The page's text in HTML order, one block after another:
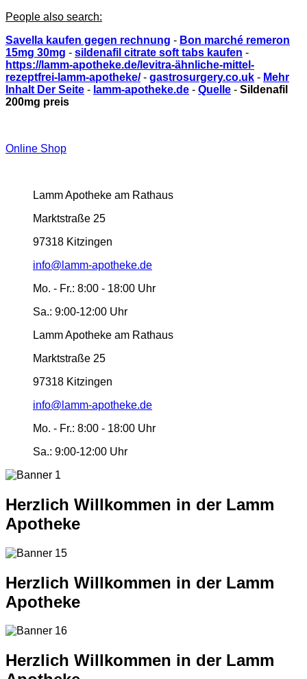
People also search:
Savella kaufen gegen rechnung - Bon marché remeron
15mg 30mg - sildenafil citrate soft tabs kaufen -
https://lamm-apotheke.de/levitra-ähnliche-mittel-
rezeptfrei-lamm-apotheke/- gastrosurgery.co.uk - Mehr
Inhalt Der Seite - lamm-apotheke.de - Quelle - Sildenafil
200mg preis
Online Shop
Lamm Apotheke am Rathaus
Marktstraße 25
97318 Kitzingen
info@lamm-apotheke.de
Mo. - Fr.: 8:00 - 18:00 Uhr
Sa.: 9:00-12:00 Uhr
Lamm Apotheke am Rathaus
Marktstraße 25
97318 Kitzingen
info@lamm-apotheke.de
Mo. - Fr.: 8:00 - 18:00 Uhr
Sa.: 9:00-12:00 Uhr
Herzlich Willkommen in der Lamm
Apotheke
Herzlich Willkommen in der Lamm
Apotheke
Herzlich Willkommen in der Lamm